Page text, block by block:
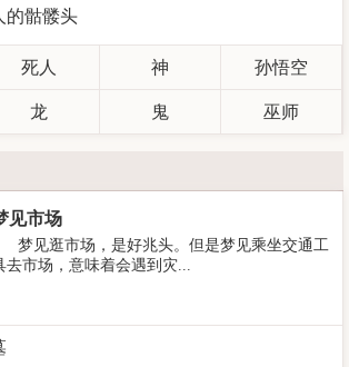
的骷髅头
死人 神 孙悟空
龙 鬼 巫师
见市场
梦见逛市场，是好兆头。但是梦见乘坐交通工
去市场，意味着会遇到灾...